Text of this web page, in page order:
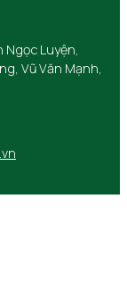
Luyện,
Vũ Văn Mạnh,